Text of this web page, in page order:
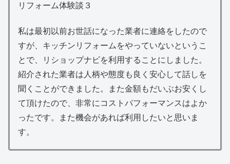
リフォーム体験談３
私は最初以前お世話になった業者に連絡をしたので
すが、キッチンリフォームをやっていないというこ
とで、リショップナビを利用することにしました。
紹介された業者は人柄や態度も良く安心して話しを
聞くことができました。また金額もだいぶお安くし
て頂けたので、非常にコストパフォーマンスはよか
ったです。また機会があれば利用したいと思いま
す。